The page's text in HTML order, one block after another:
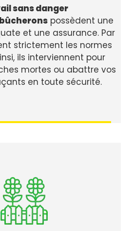
sans danger
possèdent une
et une assurance. Par
strictement les normes
ils interviennent pour
mortes ou abattre vos
en toute sécurité.